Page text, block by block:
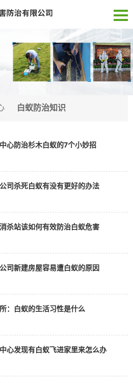
白蚁防治知识
心防治杉木白蚁的7个小妙招
司杀死白蚁有没有更好的办法
杀站该如何有效防治白蚁危害
司新建房屋容易遭白蚁的原因
：白蚁的生活习性是什么
心发现有白蚁飞进家里来怎么办